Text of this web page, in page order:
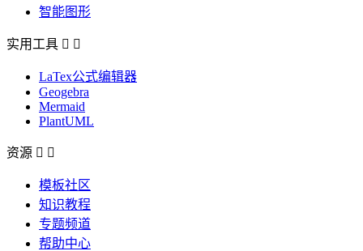
智能图形
实用工具  
LaTex公式编辑器
Geogebra
Mermaid
PlantUML
资源  
模板社区
知识教程
专题频道
帮助中心